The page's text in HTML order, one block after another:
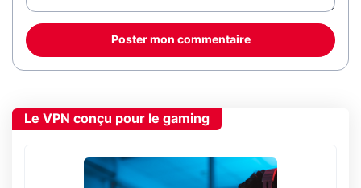
Poster mon commentaire
Le VPN conçu pour le gaming